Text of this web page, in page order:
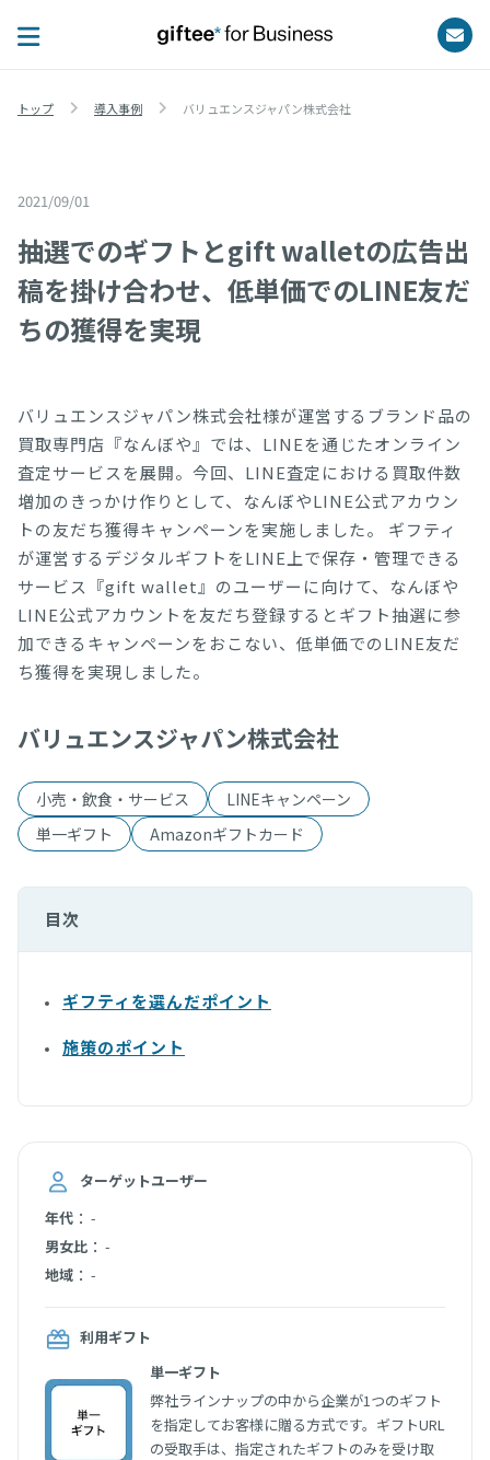
トップ 導入事例 バリュエンスジャパン株式会社
2021/09/01
抽選でのギフトとgift walletの広告出
稿を掛け合わせ、低単価でのLINE友だ
ちの獲得を実現
バリュエンスジャパン株式会社様が運営するブランド品の
買取専門店『なんぼや』では、LINEを通じたオンライン
査定サービスを展開。今回、LINE査定における買取件数
増加のきっかけ作りとして、なんぼやLINE公式アカウン
トの友だち獲得キャンペーンを実施しました。 ギフティ
が運営するデジタルギフトをLINE上で保存・管理できる
サービス『gift wallet』のユーザーに向けて、なんぼや
LINE公式アカウントを友だち登録するとギフト抽選に参
加できるキャンペーンをおこない、低単価でのLINE友だ
ち獲得を実現しました。
バリュエンスジャパン株式会社
小売・飲食・サービス
LINEキャンペーン
単一ギフト
Amazonギフトカード
目次
ギフティを選んだポイント
施策のポイント
ターゲットユーザー
年代 ： -
男女比 ： -
地域 ： -
利用ギフト
単一ギフト
弊社ラインナップの中から企業が1つのギフト
を指定してお客様に贈る方式です。ギフトURL
の受取手は、指定されたギフトのみを受け取